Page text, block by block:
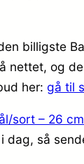
billigste
nettet, og
her: gå til
sort – 26 cm
dag, så